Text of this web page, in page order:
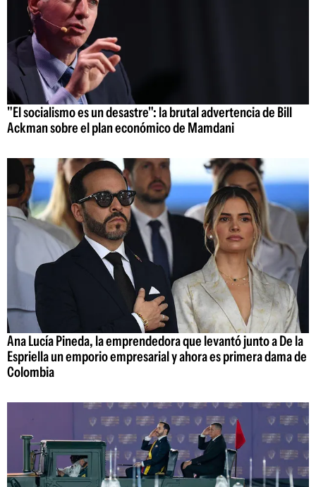
"El socialismo es un desastre": la brutal advertencia de Bill
Ackman sobre el plan económico de Mamdani
Ana Lucía Pineda, la emprendedora que levantó junto a De la
Espriella un emporio empresarial y ahora es primera dama de
Colombia